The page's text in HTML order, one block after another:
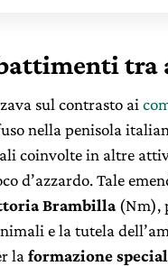
tra
sul contrasto ai
nella penisola
coinvolte in altre
d’azzardo. Tale
Brambilla (Nm),
e la tutela
la formazione